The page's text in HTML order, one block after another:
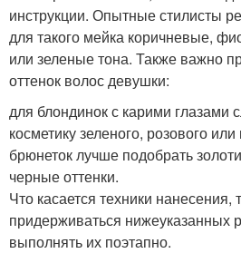
инструкции. Опытные стилисты
для такого мейка коричневые,
или зеленые тона. Также важно
оттенок волос девушки:
для блондинок с карими глазами
косметику зеленого, розового
брюнеток лучше подобрать
черные оттенки.
Что касается техники нанесения,
придерживаться нижеуказанных
выполнять их поэтапно.